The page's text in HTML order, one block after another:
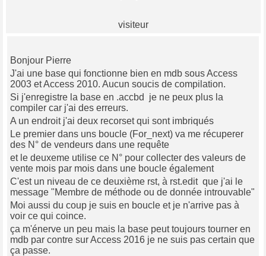
visiteur
Bonjour Pierre
J'ai une base qui fonctionne bien en mdb sous Access
2003 et Access 2010. Aucun soucis de compilation.
Si j'enregistre la base en .accbd je ne peux plus la
compiler car j'ai des erreurs.
A un endroit j'ai deux recorset qui sont imbriqués
Le premier dans uns boucle (For_next) va me récuperer
des N° de vendeurs dans une requête
et le deuxeme utilise ce N° pour collecter des valeurs de
vente mois par mois dans une boucle également
C'est un niveau de ce deuxième rst, à rst.edit que j'ai le
message "Membre de méthode ou de donnée introuvable"
Moi aussi du coup je suis en boucle et je n'arrive pas à
voir ce qui coince.
ça m'énerve un peu mais la base peut toujours tourner en
mdb par contre sur Access 2016 je ne suis pas certain que
ça passe.